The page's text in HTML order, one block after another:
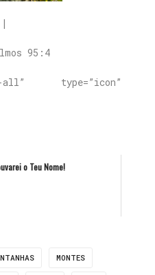
|
95:4
it-all” type=”icon”
o Teu Nome!
MONTES